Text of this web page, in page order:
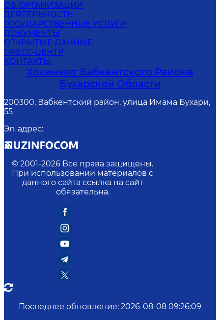
ОБ ОРГАНИЗАЦИИ
ДЕЯТЕЛЬНОСТЬ
ГОСУДАРСТВЕННЫЕ УСЛУГИ
ДОКУМЕНТЫ
ОТКРЫТЫЕ ДАННЫЕ
ПРЕСС-ЦЕНТР
КОНТАКТЫ
Хокимият Вабкентского Района
Бухарской Области
200300, Вабкентский район, улица Имама Бухари,
55
Эл. адрес:
© 2001-2026 Все права защищены.
При использовании материалов с
данного сайта ссылка на сайт
обязательна.
Последнее обновление: 2026-08-08 09:26:09